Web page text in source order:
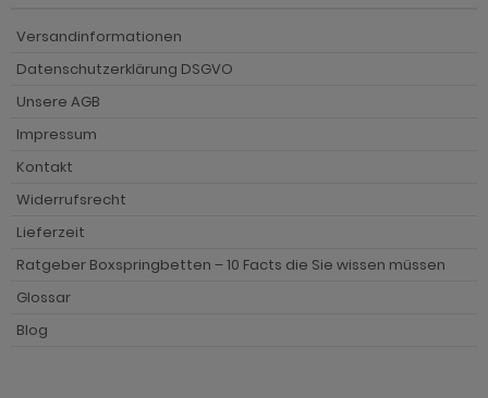
Versandinformationen
Datenschutzerklärung DSGVO
Unsere AGB
Impressum
Kontakt
Widerrufsrecht
Lieferzeit
Ratgeber Boxspringbetten – 10 Facts die Sie wissen müssen
Glossar
Blog